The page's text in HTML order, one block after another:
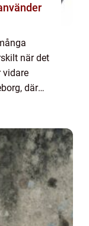
när det
vidare
där